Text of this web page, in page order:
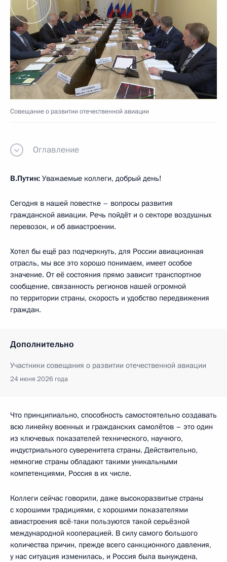
Совещание о развитии отечественной авиации
Оглавление
В.Путин: Уважаемые коллеги, добрый день!
Сегодня в нашей повестке – вопросы развития
гражданской авиации. Речь пойдёт и о секторе воздушных
перевозок, и об авиастроении.
Хотел бы ещё раз подчеркнуть, для России авиационная
отрасль, мы все это хорошо понимаем, имеет особое
значение. От её состояния прямо зависит транспортное
сообщение, связанность регионов нашей огромной
по территории страны, скорость и удобство передвижения
граждан.
Дополнительно
Участники совещания о развитии отечественной авиации
24 июня 2026 года
Что принципиально, способность самостоятельно создавать
всю линейку военных и гражданских самолётов – это один
из ключевых показателей технического, научного,
индустриального суверенитета страны. Действительно,
немногие страны обладают такими уникальными
компетенциями, Россия в их числе.
Коллеги сейчас говорили, даже высокоразвитые страны
с хорошими традициями, с хорошими показателями
авиастроения всё-таки пользуются такой серьёзной
международной кооперацией. В силу самого большого
количества причин, прежде всего санкционного давления,
у нас ситуация изменилась, и Россия была вынуждена,